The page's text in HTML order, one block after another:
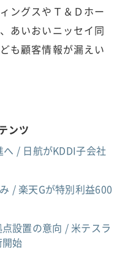
ングスやＴ＆Ｄホー
あいおいニッセイ同
も顧客情報が漏えい
ンツ
/ 日航がKDDI子会社
/ 楽天Gが特別利益600
設置の意向 / 米テスラ
始